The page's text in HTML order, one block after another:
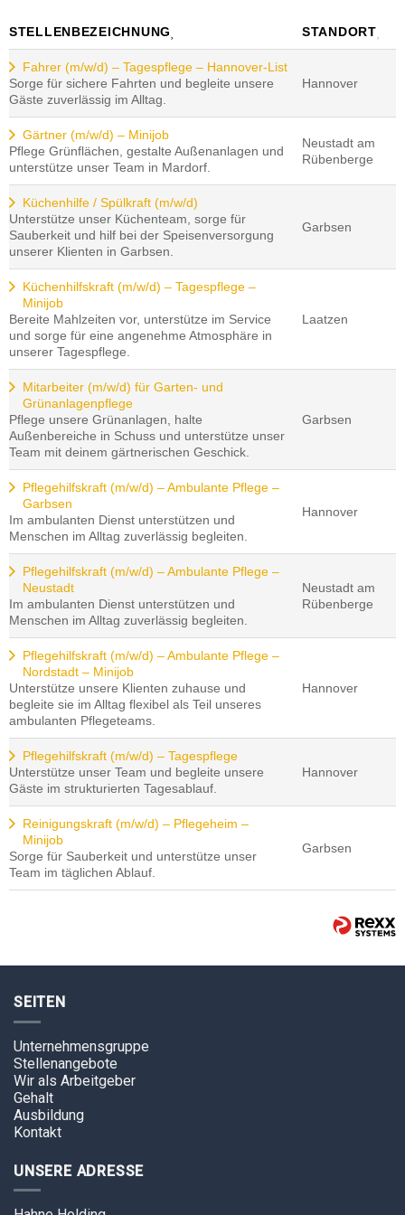
STELLENBEZEICHNUNG STANDORT
Fahrer (m/w/d) – Tagespflege – Hannover-List
Sorge für sichere Fahrten und begleite unsere
Gäste zuverlässig im Alltag.
Hannover
Gärtner (m/w/d) – Minijob
Pflege Grünflächen, gestalte Außenanlagen und
unterstütze unser Team in Mardorf.
Neustadt am
Rübenberge
Küchenhilfe / Spülkraft (m/w/d)
Unterstütze unser Küchenteam, sorge für
Sauberkeit und hilf bei der Speisenversorgung
unserer Klienten in Garbsen.
Garbsen
Küchenhilfskraft (m/w/d) – Tagespflege –
Minijob
Bereite Mahlzeiten vor, unterstütze im Service
und sorge für eine angenehme Atmosphäre in
unserer Tagespflege.
Laatzen
Mitarbeiter (m/w/d) für Garten- und
Grünanlagenpflege
Pflege unsere Grünanlagen, halte
Außenbereiche in Schuss und unterstütze unser
Team mit deinem gärtnerischen Geschick.
Garbsen
Pflegehilfskraft (m/w/d) – Ambulante Pflege –
Garbsen
Im ambulanten Dienst unterstützen und
Menschen im Alltag zuverlässig begleiten.
Hannover
Pflegehilfskraft (m/w/d) – Ambulante Pflege –
Neustadt
Im ambulanten Dienst unterstützen und
Menschen im Alltag zuverlässig begleiten.
Neustadt am
Rübenberge
Pflegehilfskraft (m/w/d) – Ambulante Pflege –
Nordstadt – Minijob
Unterstütze unsere Klienten zuhause und
begleite sie im Alltag flexibel als Teil unseres
ambulanten Pflegeteams.
Hannover
Pflegehilfskraft (m/w/d) – Tagespflege
Unterstütze unser Team und begleite unsere
Gäste im strukturierten Tagesablauf.
Hannover
Reinigungskraft (m/w/d) – Pflegeheim –
Minijob
Sorge für Sauberkeit und unterstütze unser
Team im täglichen Ablauf.
Garbsen
SEITEN
Unternehmensgruppe
Stellenangebote
Wir als Arbeitgeber
Gehalt
Ausbildung
Kontakt
UNSERE ADRESSE